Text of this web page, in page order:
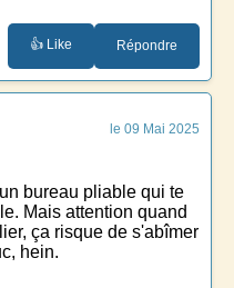
👍 Like Répondre
le 09 Mai 2025
bureau pliable qui te
Mais attention quand
ça risque de s'abîmer
hein.